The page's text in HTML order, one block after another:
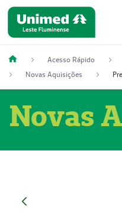
Acesso Rápido
Novas Aquisições
Novas